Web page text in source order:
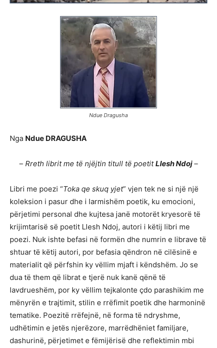
Ndue Dragusha
Nga Ndue DRAGUSHA
– Rreth librit me të njëjtin titull të poetitLlesh Ndoj–
Libri me poezi “Toka qe skuq yjet” vjen tek ne si një një
koleksion i pasur dhe i larmishëm poetik, ku emocioni,
përjetimi personal dhe kujtesa janë motorët kryesorë të
krijimtarisë së poetit Llesh Ndoj, autori i këtij libri me
poezi. Nuk ishte befasi në formën dhe numrin e librave të
shtuar të këtij autori, por befasia qëndron në cilësinë e
materialit që përfshin ky vëllim mjaft i këndshëm. Jo se
dua të them që librat e tjerë nuk kanë qënë të
lavdrueshëm, por ky vëllim tejkalonte çdo parashikim me
mënyrën e trajtimit, stilin e rrëfimit poetik dhe harmoninë
tematike. Poezitë rrëfejnë, në forma të ndryshme,
udhëtimin e jetës njerëzore, marrëdhëniet familjare,
dashurinë, përjetimet e fëmijërisë dhe reflektimin mbi